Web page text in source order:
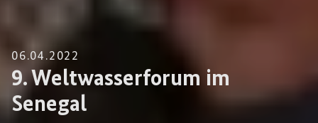
06.04.2022
9. Weltwasserforum im
Senegal